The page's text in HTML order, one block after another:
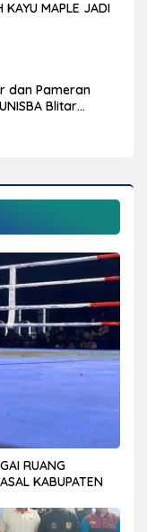
KAYU MAPLE JADI
dan Pameran
Blitar
RUANG
KABUPATEN